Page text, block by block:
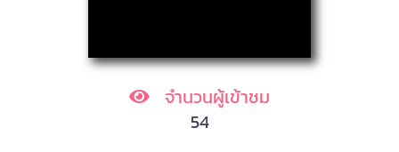
จำนวนผู้เข้าชม
54